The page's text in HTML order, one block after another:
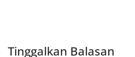
Tinggalkan Balasan